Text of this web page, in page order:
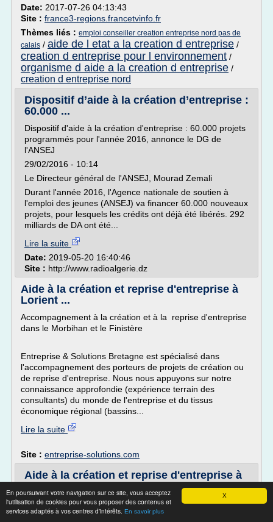
X
En poursuivant votre navigation sur ce site, vous acceptez
l'utilisation de cookies pour vous proposer des contenus et
services adaptés à vos centres d'intérêts. En savoir plus
Date: 2017-07-26 04:13:43
Site : france3-regions.francetvinfo.fr
Thèmes liés : emploi conseiller creation entreprise nord pas de
calais / aide de l etat a la creation d entreprise /
creation d entreprise pour l environnement /
organisme d aide a la creation d entreprise /
creation d entreprise nord
Dispositif d’aide à la création d’entreprise :
60.000 ...
Dispositif d'aide à la création d'entreprise : 60.000 projets
programmés pour l'année 2016, annonce le DG de
l'ANSEJ
29/02/2016 - 10:14
Le Directeur général de l'ANSEJ, Mourad Zemali
Durant l'année 2016, l'Agence nationale de soutien à
l'emploi des jeunes (ANSEJ) va financer 60.000 nouveaux
projets, pour lesquels les crédits ont déjà été libérés. 292
milliards de DA ont été...
Lire la suite
Date: 2019-05-20 16:40:46
Site : http://www.radioalgerie.dz
Aide à la création et reprise d'entreprise à
Lorient ...
Accompagnement à la création et à la reprise d'entreprise
dans le Morbihan et le Finistère
Entreprise & Solutions Bretagne est spécialisé dans
l'accompagnement des porteurs de projets de création ou
de reprise d'entreprise. Nous nous appuyons sur notre
connaissance approfondie (expérience terrain des
consultants) du monde de l'entreprise et du tissus
économique régional (bassins...
Lire la suite
Site : entreprise-solutions.com
Aide à la création et reprise d'entreprise à
Accompagnement à la création et à la reprise
d'entreprise dans le Morbihan et le Finistère